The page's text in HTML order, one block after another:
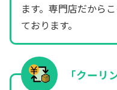
ます。専門店だから
ております。
「クーリ